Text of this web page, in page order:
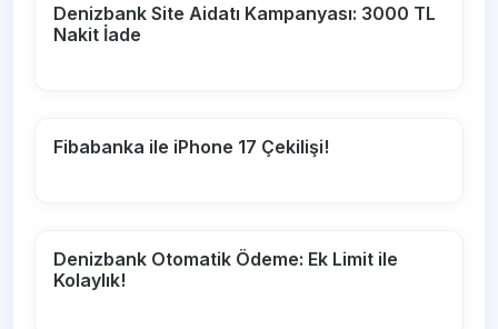
Denizbank Site Aidatı Kampanyası: 3000 TL
Nakit İade
Fibabanka ile iPhone 17 Çekilişi!
Denizbank Otomatik Ödeme: Ek Limit ile
Kolaylık!